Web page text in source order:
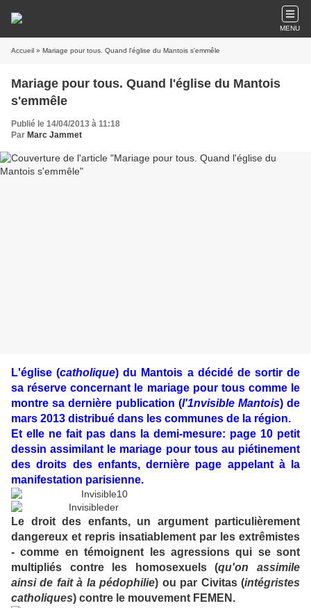
MENU
Accueil » Mariage pour tous. Quand l'église du Mantois s'emmêle
Mariage pour tous. Quand l'église du Mantois
s'emmêle
Publié le 14/04/2013 à 11:18
Par Marc Jammet
L'église (catholique) du Mantois a décidé de sortir de
sa réserve concernant le mariage pour tous comme le
montre sa dernière publication (l'1nvisible Mantois) de
mars 2013 distribué dans les communes de la région.
Et elle ne fait pas dans la demi-mesure: page 10 petit
dessin assimilant le mariage pour tous au piétinement
des droits des enfants, dernière page appelant à la
manifestation parisienne.
Le droit des enfants, un argument particulièrement
dangereux et repris insatiablement par les extrêmistes
- comme en témoignent les agressions qui se sont
multipliés contre les homosexuels (qu'on assimile
ainsi de fait à la pédophilie) ou par Civitas (intégristes
catholiques) contre le mouvement FEMEN.